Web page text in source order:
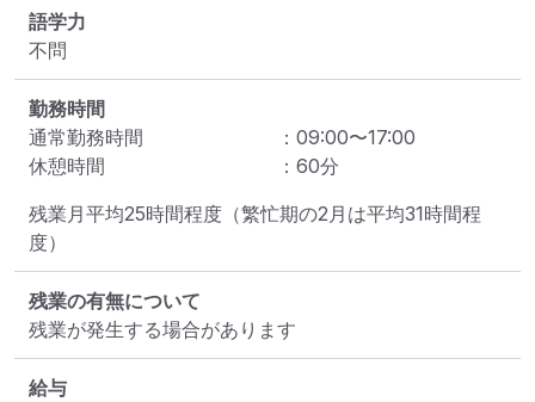
語学力
不問
勤務時間
通常勤務時間
： 09:00〜17:00
休憩時間
： 60分
残業月平均25時間程度（繁忙期の2月は平均31時間程
度）
残業の有無について
残業が発生する場合があります
給与